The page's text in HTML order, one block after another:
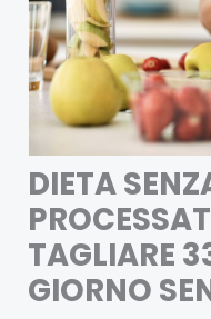
DIETA
TAGLIARE
GIORNO